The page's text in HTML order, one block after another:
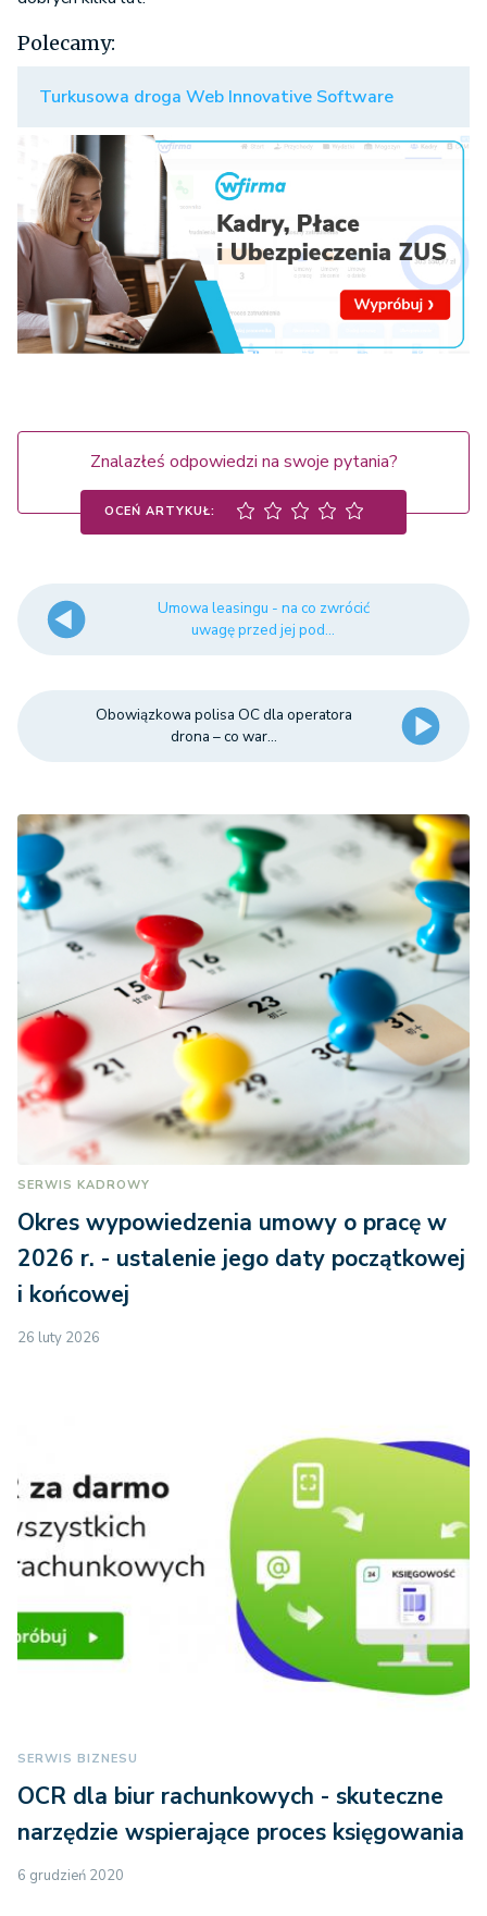
Polecamy:
Turkusowa droga Web Innovative Software
Znalazłeś odpowiedzi na swoje pytania?
OCEŃ ARTYKUŁ:
Umowa leasingu - na co zwrócić
uwagę przed jej pod...
Obowiązkowa polisa OC dla operatora
drona – co war...
SERWIS KADROWY
Okres wypowiedzenia umowy o pracę w
2026 r. - ustalenie jego daty początkowej
i końcowej
26 luty 2026
SERWIS BIZNESU
OCR dla biur rachunkowych - skuteczne
narzędzie wspierające proces księgowania
6 grudzień 2020